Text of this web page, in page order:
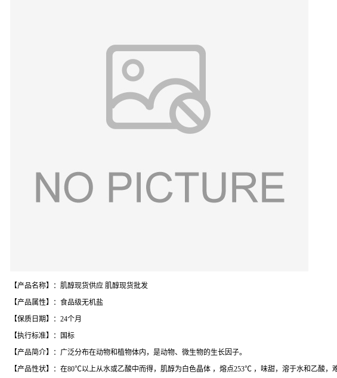
【产品名称】：肌醇现货供应 肌醇现货批发
【产品属性】：食品级无机盐
【保质日期】：24个月
【执行标准】：国标
【产品简介】：广泛分布在动物和植物体内，是动物、微生物的生长因子。
【产品性状】：在80℃以上从水或乙酸中而得，肌醇为白色晶体 ，熔点253℃ ，味甜，溶于水和乙酸，